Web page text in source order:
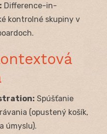
Difference-in-
kontrolné skupiny v
Spúšťanie
(opustený košík,
úmyslu).